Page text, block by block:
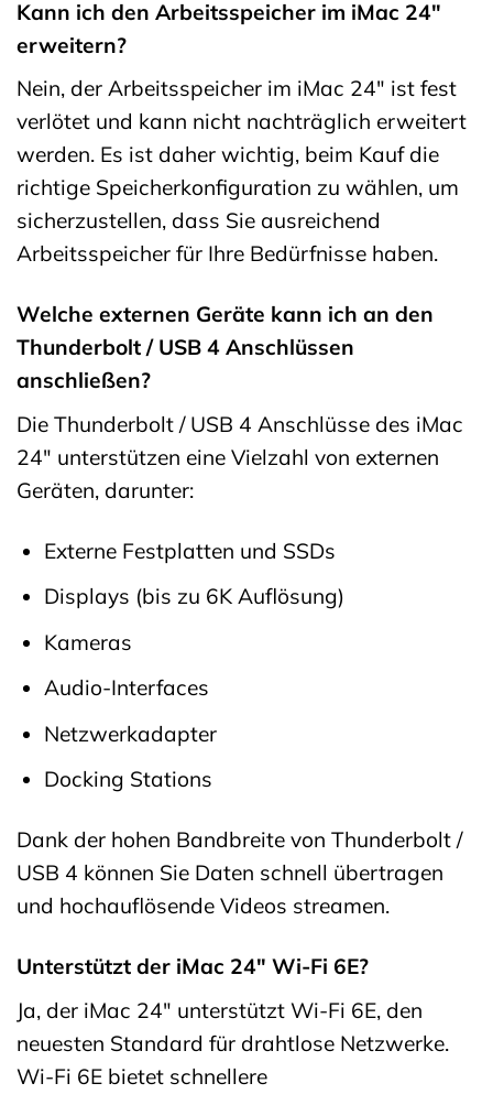
Kann ich den Arbeitsspeicher im iMac 24″
erweitern?
Nein, der Arbeitsspeicher im iMac 24″ ist fest
verlötet und kann nicht nachträglich erweitert
werden. Es ist daher wichtig, beim Kauf die
richtige Speicherkonfiguration zu wählen, um
sicherzustellen, dass Sie ausreichend
Arbeitsspeicher für Ihre Bedürfnisse haben.
Welche externen Geräte kann ich an den
Thunderbolt / USB 4 Anschlüssen
anschließen?
Die Thunderbolt / USB 4 Anschlüsse des iMac
24″ unterstützen eine Vielzahl von externen
Geräten, darunter:
Externe Festplatten und SSDs
Displays (bis zu 6K Auflösung)
Kameras
Audio-Interfaces
Netzwerkadapter
Docking Stations
Dank der hohen Bandbreite von Thunderbolt /
USB 4 können Sie Daten schnell übertragen
und hochauflösende Videos streamen.
Unterstützt der iMac 24″ Wi-Fi 6E?
Ja, der iMac 24″ unterstützt Wi-Fi 6E, den
neuesten Standard für drahtlose Netzwerke.
Wi-Fi 6E bietet schnellere